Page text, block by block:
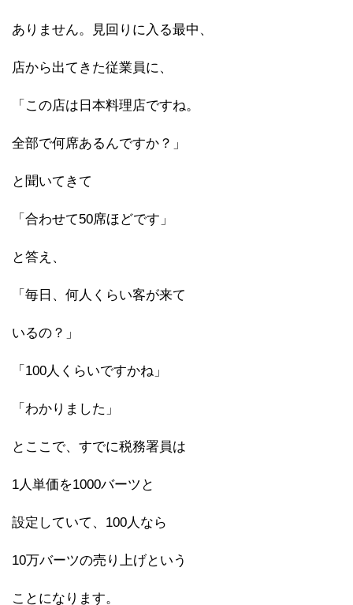
ありません。見回りに入る最中、
店から出てきた従業員に、
「この店は日本料理店ですね。
全部で何席あるんですか？」
と聞いてきて
「合わせて50席ほどです」
と答え、
「毎日、何人くらい客が来て
いるの？」
「100人くらいですかね」
「わかりました」
とここで、すでに税務署員は
1人単価を1000バーツと
設定していて、100人なら
10万バーツの売り上げという
ことになります。